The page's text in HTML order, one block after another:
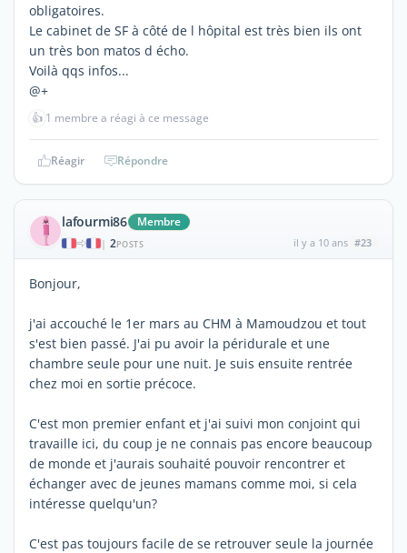
obligatoires.
Le cabinet de SF à côté de l hôpital est très bien ils ont
un très bon matos d écho.
Voilà qqs infos...
@+
👍 1 membre a réagi à ce message
Réagir Répondre
lafourmi86 Membre
| 2POSTS il y a 10 ans #23
Bonjour,
j'ai accouché le 1er mars au CHM à Mamoudzou et tout
s'est bien passé. J'ai pu avoir la péridurale et une
chambre seule pour une nuit. Je suis ensuite rentrée
chez moi en sortie précoce.
C'est mon premier enfant et j'ai suivi mon conjoint qui
travaille ici, du coup je ne connais pas encore beaucoup
de monde et j'aurais souhaité pouvoir rencontrer et
échanger avec de jeunes mamans comme moi, si cela
intéresse quelqu'un?
C'est pas toujours facile de se retrouver seule la journée